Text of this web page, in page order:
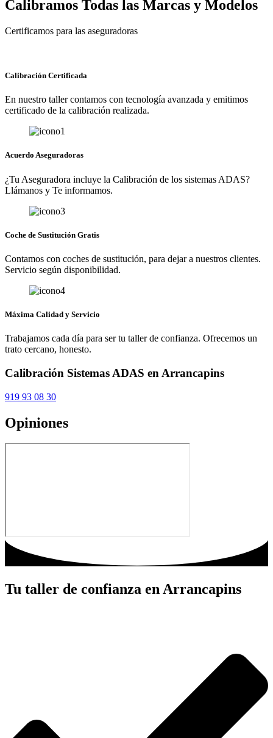
Calibramos Todas las Marcas y Modelos
Certificamos para las aseguradoras
Calibración Certificada
En nuestro taller contamos con tecnología avanzada y emitimos
certificado de la calibración realizada.
Acuerdo Aseguradoras
¿Tu Aseguradora incluye la Calibración de los sistemas ADAS?
Llámanos y Te informamos.
Coche de Sustitución Gratis
Contamos con coches de sustitución, para dejar a nuestros clientes.
Servicio según disponibilidad.
Máxima Calidad y Servicio
Trabajamos cada día para ser tu taller de confianza. Ofrecemos un
trato cercano, honesto.
Calibración Sistemas ADAS en Arrancapins
919 93 08 30
Opiniones
Tu taller de confianza en Arrancapins